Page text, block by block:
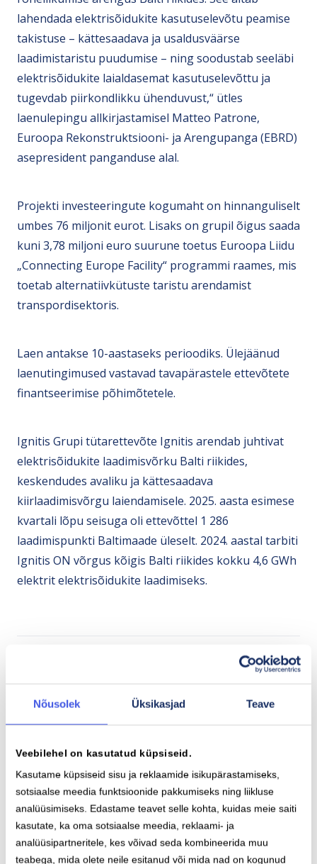
Nõusolek Üksikasjad Teave
Veebilehel on kasutatud küpsiseid.
Kasutame küpsiseid sisu ja reklaamide isikupärastamiseks,
sotsiaalse meedia funktsioonide pakkumiseks ning liikluse
analüüsimiseks. Edastame teavet selle kohta, kuidas meie saiti
kasutate, ka oma sotsiaalse meedia, reklaami- ja
analüüsipartneritele, kes võivad seda kombineerida muu
teabega, mida olete neile esitanud või mida nad on kogunud
lahendada elektrisõidukite kasutuselevõtu peamise
takistuse – kättesaadava ja usaldusväärse
laadimistaristu puudumise – ning soodustab seeläbi
elektrisõidukite laialdasemat kasutuselevõttu ja
tugevdab piirkondlikku ühenduvust,“ ütles
laenulepingu allkirjastamisel Matteo Patrone,
Euroopa Rekonstruktsiooni- ja Arengupanga (EBRD)
asepresident panganduse alal.
Projekti investeeringute kogumaht on hinnanguliselt
umbes 76 miljonit eurot. Lisaks on grupil õigus saada
kuni 3,78 miljoni euro suurune toetus Euroopa Liidu
„Connecting Europe Facility“ programmi raames, mis
toetab alternatiivkütuste taristu arendamist
transpordisektoris.
Laen antakse 10-aastaseks perioodiks. Ülejäänud
laenutingimused vastavad tavapärastele ettevõtete
finantseerimise põhimõtetele.
Ignitis Grupi tütarettevõte Ignitis arendab juhtivat
elektrisõidukite laadimisvõrku Balti riikides,
keskendudes avaliku ja kättesaadava
kiirlaadimisvõrgu laiendamisele. 2025. aasta esimese
kvartali lõpu seisuga oli ettevõttel 1 286
laadimispunkti Baltimaade üleselt. 2024. aastal tarbiti
Ignitis ON võrgus kõigis Balti riikides kokku 4,6 GWh
elektrit elektrisõidukite laadimiseks.
Seotud lood